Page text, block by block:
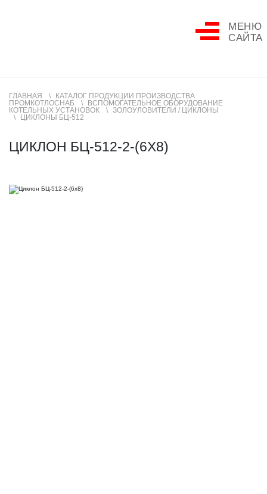
МЕНЮ
САЙТА
ГЛАВНАЯ
КАТАЛОГ ПРОДУКЦИИ ПРОИЗВОДСТВА
ПРОМКОТЛОСНАБ
ВСПОМОГАТЕЛЬНОЕ ОБОРУДОВАНИЕ
КОТЕЛЬНЫХ УСТАНОВОК
ЗОЛОУЛОВИТЕЛИ / ЦИКЛОНЫ
ЦИКЛОНЫ БЦ-512
ЦИКЛОН БЦ-512-2-(6Х8)